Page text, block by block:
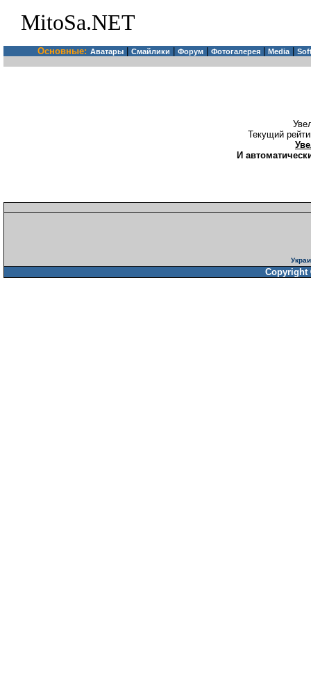
MitoSa.NET
Основные: Аватары Смайлики Форум Фотогалерея Media|
Текущий
И
Copyright